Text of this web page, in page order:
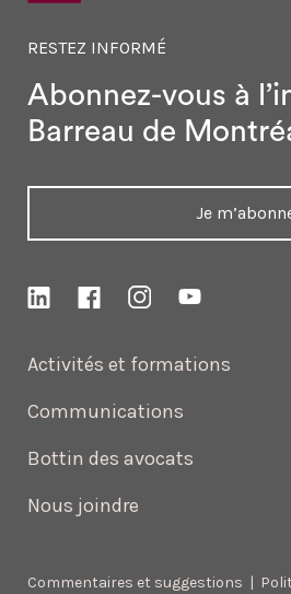
Activités et formations
Communications
Bottin des avocats
Nous joindre
RESTEZ INFORMÉ
Abonnez-vous à
Barreau de
Je
Commentaires et suggestions |